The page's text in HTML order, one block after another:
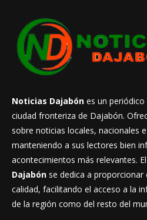
Noticias Dajabón es un
ciudad fronteriza de Dajabón.
sobre noticias locales, nacionales
manteniendo a sus lectores bien
acontecimientos más relevantes.
Dajabón se dedica a
calidad, facilitando el acceso a la
de la región como del resto del